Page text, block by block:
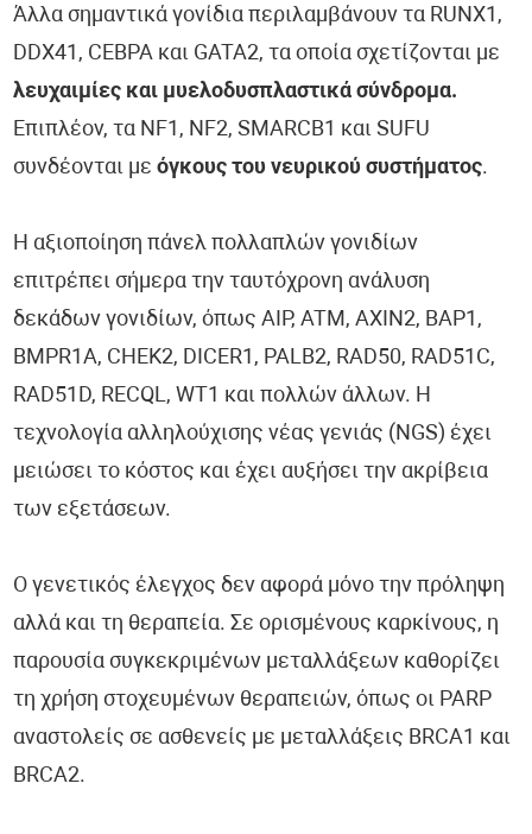
Άλλα σημαντικά γονίδια περιλαμβάνουν τα RUNX1,
DDX41, CEBPA και GATA2, τα οποία σχετίζονται με
λευχαιμίες και μυελοδυσπλαστικά σύνδρομα.
Επιπλέον, τα NF1, NF2, SMARCB1 και SUFU
συνδέονται μεόγκους του νευρικού συστήματος.
Η αξιοποίηση πάνελ πολλαπλών γονιδίων
επιτρέπει σήμερα την ταυτόχρονη ανάλυση
δεκάδων γονιδίων, όπως AIP, ATM, AXIN2, BAP1,
BMPR1A, CHEK2, DICER1, PALB2, RAD50, RAD51C,
RAD51D, RECQL, WT1 και πολλών άλλων. Η
τεχνολογία αλληλούχισης νέας γενιάς (NGS) έχει
μειώσει το κόστος και έχει αυξήσει την ακρίβεια
των εξετάσεων.
Ο γενετικός έλεγχος δεν αφορά μόνο την πρόληψη
αλλά και τη θεραπεία. Σε ορισμένους καρκίνους, η
παρουσία συγκεκριμένων μεταλλάξεων καθορίζει
τη χρήση στοχευμένων θεραπειών, όπως οι PARP
αναστολείς σε ασθενείς με μεταλλάξεις BRCA1 και
BRCA2.